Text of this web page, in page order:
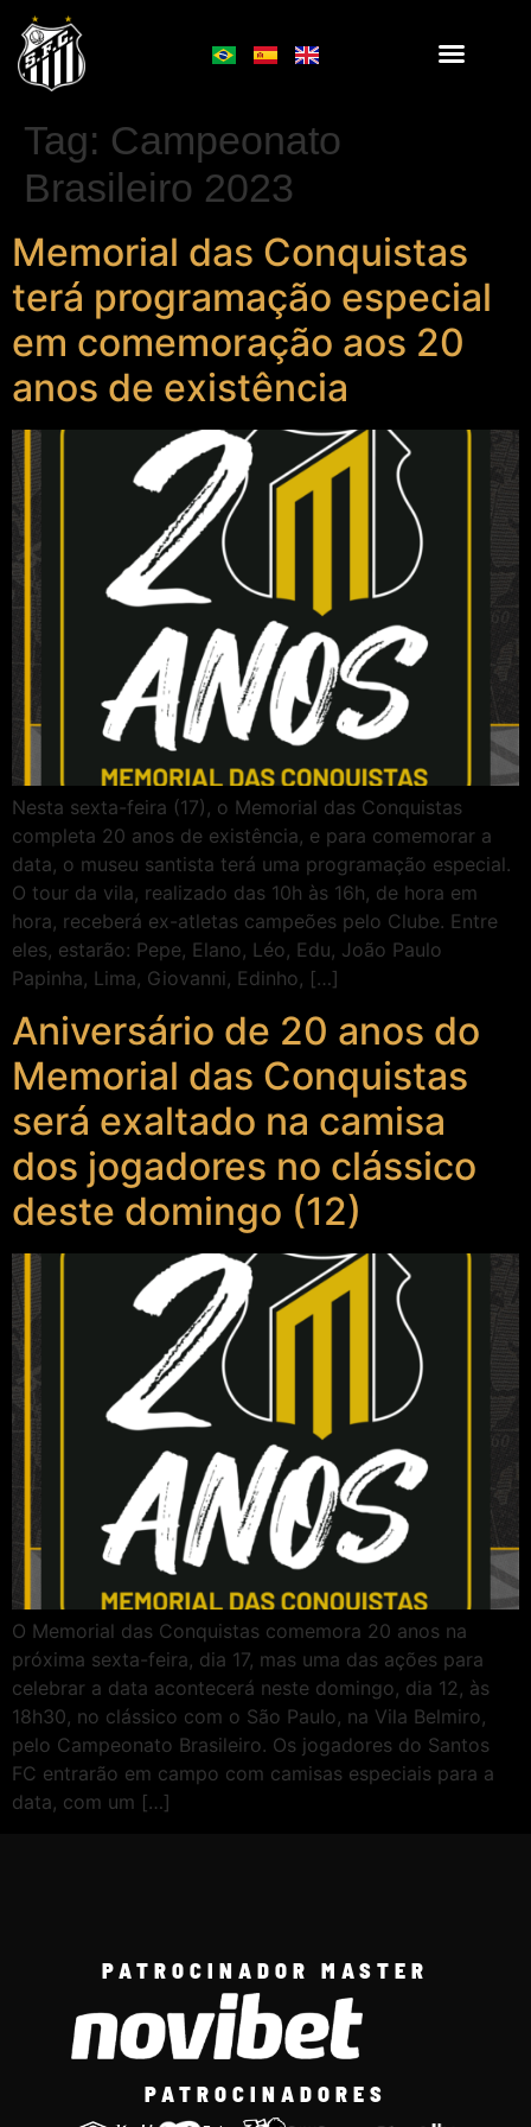
Tag: Campeonato
Brasileiro 2023
Memorial das Conquistas
terá programação especial
em comemoração aos 20
anos de existência
Nesta sexta-feira (17), o Memorial das Conquistas
completa 20 anos de existência, e para comemorar a
data, o museu santista terá uma programação especial.
O tour da vila, realizado das 10h às 16h, de hora em
hora, receberá ex-atletas campeões pelo Clube. Entre
eles, estarão: Pepe, Elano, Léo, Edu, João Paulo
Papinha, Lima, Giovanni, Edinho, […]
Aniversário de 20 anos do
Memorial das Conquistas
será exaltado na camisa
dos jogadores no clássico
deste domingo (12)
O Memorial das Conquistas comemora 20 anos na
próxima sexta-feira, dia 17, mas uma das ações para
celebrar a data acontecerá neste domingo, dia 12, às
18h30, no clássico com o São Paulo, na Vila Belmiro,
pelo Campeonato Brasileiro. Os jogadores do Santos
FC entrarão em campo com camisas especiais para a
data, com um […]
PATROCINADOR MASTER
PATROCINADORES